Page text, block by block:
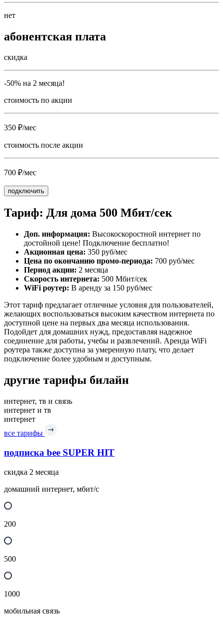
нет
абонентская плата
скидка
-50% на 2 месяца!
стоимость по акции
350 ₽/мес
стоимость после акции
700 ₽/мес
подключить
Тариф: Для дома 500 Мбит/сек
Доп. информация: Высокоскоростной интернет по
достойной цене! Подключение бесплатно!
Акционная цена: 350 руб/мес
Цена по окончанию промо-периода: 700 руб/мес
Период акции: 2 месяца
Скорость интернета: 500 Мбит/сек
WiFi роутер: В аренду за 150 руб/мес
Этот тариф предлагает отличные условия для пользователей,
желающих воспользоваться высоким качеством интернета по
доступной цене на первых два месяца использования.
Подойдет для домашних нужд, предоставляя надежное
соединение для работы, учебы и развлечений. Аренда WiFi
роутера также доступна за умеренную плату, что делает
подключение более удобным и доступным.
другие тарифы билайн
интернет, тв и связь
интернет и тв
интернет
все тарифы
подписка bee SUPER HIT
скидка 2 месяца
домашний интернет, мбит/с
200
500
1000
мобильная связь